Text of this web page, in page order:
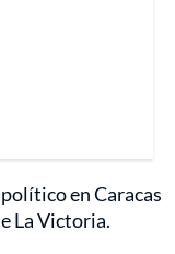
en Caracas
La Victoria.